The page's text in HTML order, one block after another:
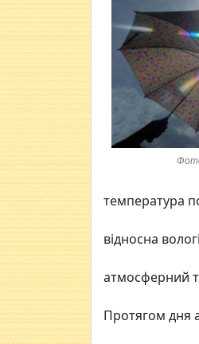
температура
відносна
атмосферний
Протягом дня